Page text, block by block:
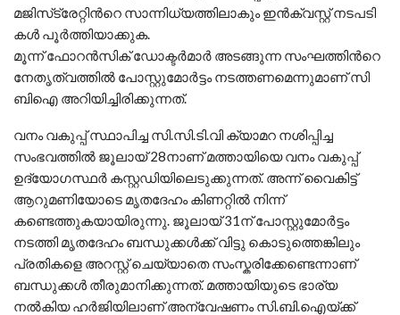
മ​ജി​സ്‌​ട്രേ​റ്റി​ന്‍റെ സാ​ന്നി​ധ്യ​ത്തി​ലാ​കും ഇ​ന്‍​ക്വ​സ്റ്റ് ന​ട​പ​ടി​
ക​ള്‍ പൂ​ര്‍​ത്തി​യാ​ക്കു​ക.
മൂ​ന്ന് ഫോ​റ​ന്‍​സി​ക് ഡോ​ക്ട​ര്‍​മാ​ര്‍ അ​ട​ങ്ങു​ന്ന സം​ഘത്തിന്‍റെ
നേതൃത്വത്തില്‍ പോ​സ്റ്റു​മോ​ര്‍​ട്ടം ന​ട​ത്തണമെന്നുമാണ് സി​
ബി​ഐ അ​റി​യി​ച്ചി​രി​ക്കു​ന്ന​ത്.
വനം വകുപ്പ് സ്ഥാപിച്ച സി.സി.ടി.വി ക്യാമറ നശിപ്പിച്ച
സംഭവത്തിൽ ജൂലായ് 28നാണ് മത്തായിയെ വനം വകുപ്പ്
ഉദ്യോഗസ്ഥർ കസ്റ്റഡിയിലെടുക്കുന്നത്. അന്ന് വൈകിട്ട്
ആറുമണിയോടെ മൃതദേഹം കിണറ്റിൽ നിന്ന്
കണ്ടെത്തുകയായിരുന്നു. ജൂലായ് 31ന് പോസ്റ്റുമോർട്ടം
നടത്തി മൃതദേഹം ബന്ധുക്കൾക്ക് വിട്ടു കൊടുത്തെങ്കിലും
പ്രതികളെ അറസ്റ്റ് ചെയ്യാതെ സംസ്കരിക്കേണ്ടെന്നാണ്
ബന്ധുക്കൾ തീരുമാനിക്കുന്നത്. മത്തായിയുടെ ഭാര്യ
നൽകിയ ഹർജിയിലാണ് അന്വേഷണം സി.ബി.ഐയ്ക്ക്